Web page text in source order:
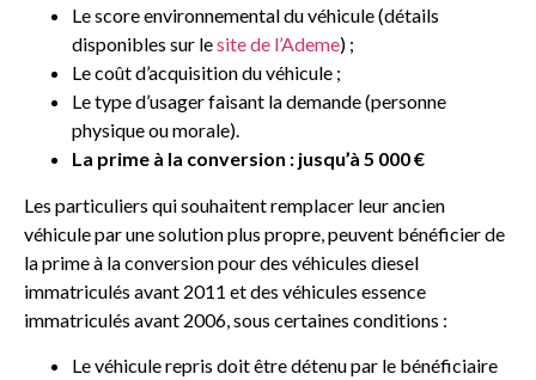
Le score environnemental du véhicule (détails
disponibles sur lesite de l’Ademe) ;
Le coût d’acquisition du véhicule ;
Le type d’usager faisant la demande (personne
physique ou morale).
La prime à la conversion : jusqu’à 5 000 €
Les particuliers qui souhaitent remplacer leur ancien
véhicule par une solution plus propre, peuvent bénéficier de
la prime à la conversion pour des véhicules diesel
immatriculés avant 2011 et des véhicules essence
immatriculés avant 2006, sous certaines conditions :
Le véhicule repris doit être détenu par le bénéficiaire